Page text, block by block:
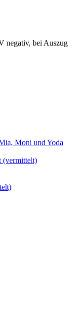
negativ, bei Auszug
Moni und Yoda
(vermittelt)